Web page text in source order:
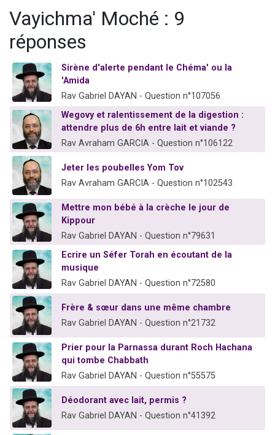
3 personnes viennent de faire un don pour Diane, 80 ans, dans un appartement insalubre
Vayichma' Moché : 9
réponses
Sirène d'alerte pendant le Chéma' ou la
'Amida
Rav Gabriel DAYAN - Question n°107056
Wegovy et ralentissement de la digestion :
attendre plus de 6h entre lait et viande ?
Rav Avraham GARCIA - Question n°106122
Jeter les poubelles Yom Tov
Rav Avraham GARCIA - Question n°102543
Mettre mon bébé à la crèche le jour de
Kippour
Rav Gabriel DAYAN - Question n°79631
Ecrire un Séfer Torah en écoutant de la
musique
Rav Gabriel DAYAN - Question n°72580
Frère & sœur dans une même chambre
Rav Gabriel DAYAN - Question n°21732
Prier pour la Parnassa durant Roch Hachana
qui tombe Chabbath
Rav Gabriel DAYAN - Question n°55575
Déodorant avec lait, permis ?
Rav Gabriel DAYAN - Question n°41392